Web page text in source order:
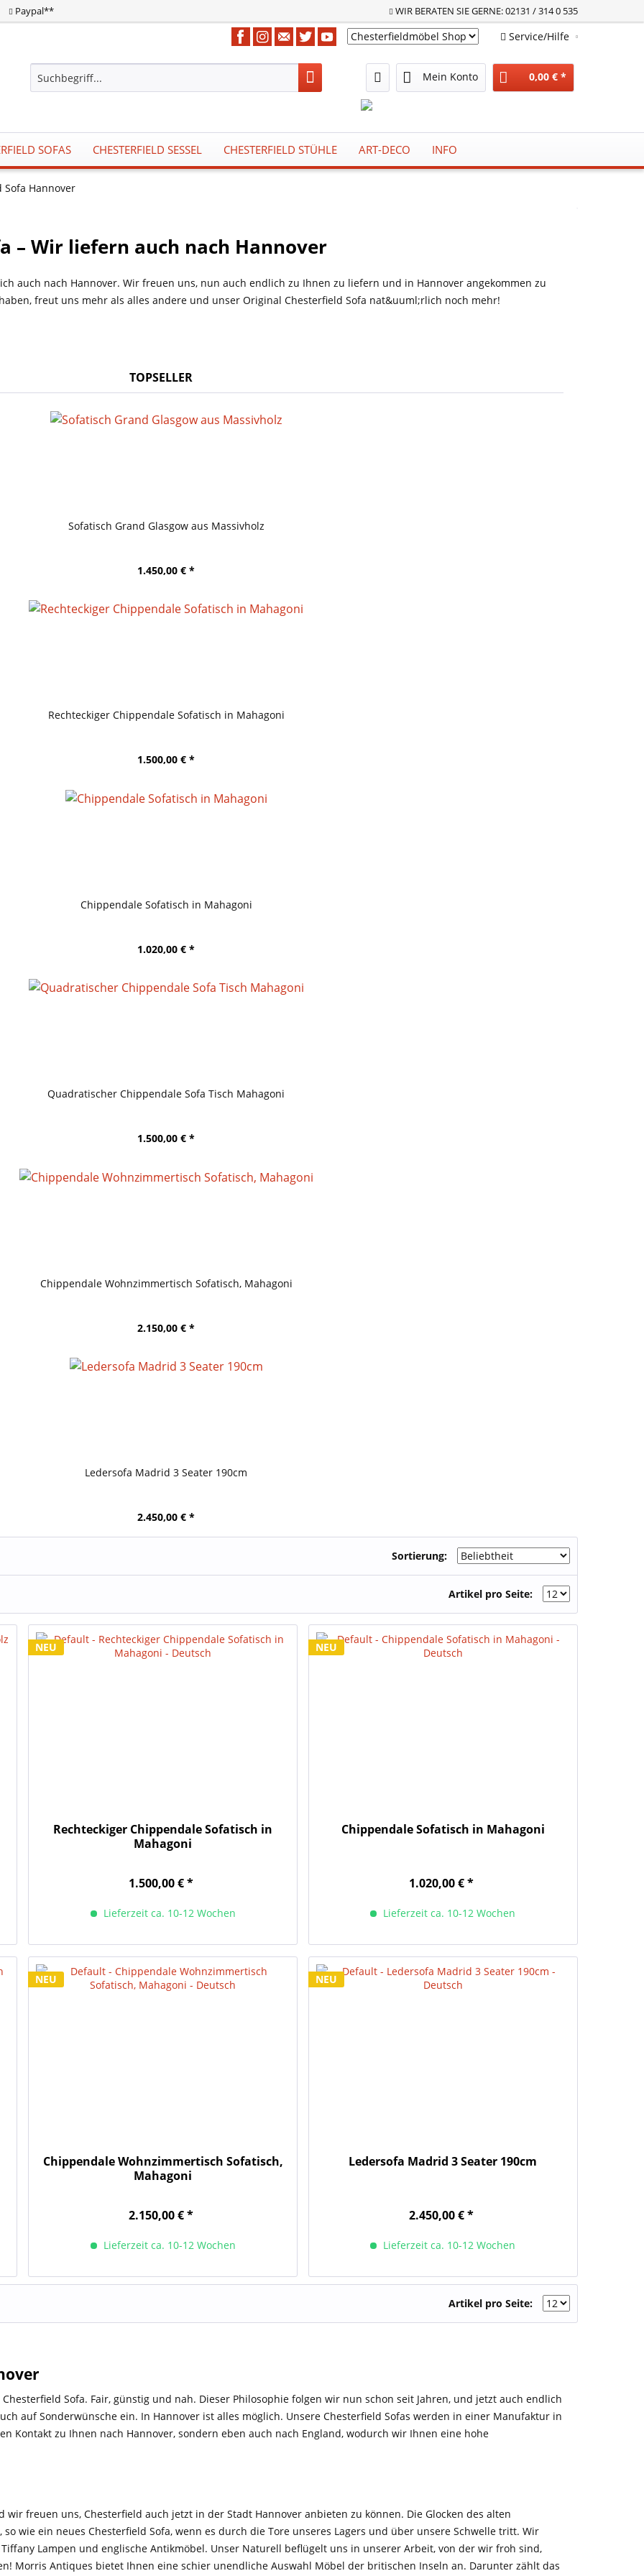
Paypal** WIR BERATEN SIE GERNE: 02131 / 314 0 535
Chesterfieldmöbel Shop Service/Hilfe
Mein Konto 0,00 € *
SOFAS CHESTERFIELD SESSEL CHESTERFIELD STÜHLE ART-DECO INFO
Sofa Hannover
– Wir liefern auch nach Hannover
auch nach Hannover. Wir freuen uns, nun auch endlich zu Ihnen zu liefern und in Hannover angekommen zu
freut uns mehr als alles andere und unser Original Chesterfield Sofa nat&uuml;rlich noch mehr!
TOPSELLER
Sofatisch Grand Glasgow aus Massivholz
1.450,00 € *
Rechteckiger Chippendale Sofatisch in Mahagoni
1.500,00 € *
Chippendale Sofatisch in Mahagoni
1.020,00 € *
Quadratischer Chippendale Sofa Tisch Mahagoni
1.500,00 € *
Chippendale Wohnzimmertisch Sofatisch, Mahagoni
2.150,00 € *
Ledersofa Madrid 3 Seater 190cm
2.450,00 € *
Sortierung:
Artikel pro Seite:
NEU
Rechteckiger Chippendale Sofatisch in
Mahagoni
1.500,00 € *
Lieferzeit ca. 10-12 Wochen
NEU
Chippendale Sofatisch in Mahagoni
1.020,00 € *
Lieferzeit ca. 10-12 Wochen
NEU
Chippendale Wohnzimmertisch Sofatisch,
Mahagoni
2.150,00 € *
Lieferzeit ca. 10-12 Wochen
NEU
Ledersofa Madrid 3 Seater 190cm
2.450,00 € *
Lieferzeit ca. 10-12 Wochen
Artikel pro Seite:
Sofa. Fair, günstig und nah. Dieser Philosophie folgen wir nun schon seit Jahren, und jetzt auch endlich
auf Sonderwünsche ein. In Hannover ist alles möglich. Unsere Chesterfield Sofas werden in einer Manufaktur in
Kontakt zu Ihnen nach Hannover, sondern eben auch nach England, wodurch wir Ihnen eine hohe
freuen uns, Chesterfield auch jetzt in der Stadt Hannover anbieten zu können. Die Glocken des alten
wie ein neues Chesterfield Sofa, wenn es durch die Tore unseres Lagers und über unsere Schwelle tritt. Wir
Lampen und englische Antikmöbel. Unser Naturell beflügelt uns in unserer Arbeit, von der wir froh sind,
Morris Antiques bietet Ihnen eine schier unendliche Auswahl Möbel der britischen Inseln an. Darunter zählt das